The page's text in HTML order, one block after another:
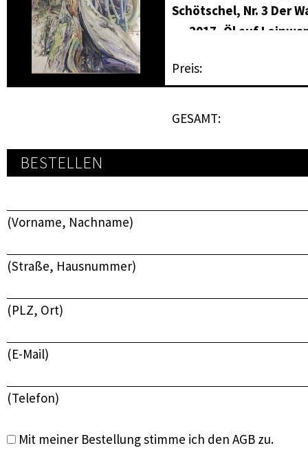
Schötschel, Nr. 3 Der
..., 2017, Öl auf
Preis:
GESAMT:
BESTELLEN
(Vorname, Nachname)
(Straße, Hausnummer)
(PLZ, Ort)
(E-Mail)
(Telefon)
Mit meiner Bestellung stimme ich den AGB zu.